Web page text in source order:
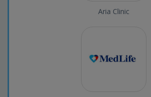
Aria Clinic